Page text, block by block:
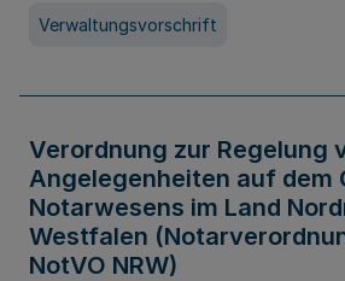
Verwaltungsvorschrift
Verordnung zur Regelung
Angelegenheiten auf dem
Notarwesens im Land
Westfalen
NotVO NRW)